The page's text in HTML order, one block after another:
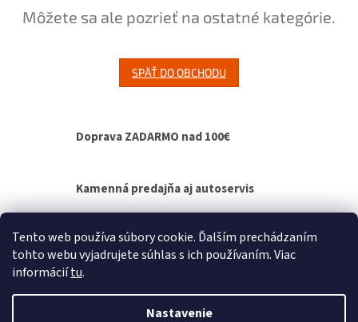
Tento web používa súbory cookie. Ďalším prechádzaním
tohto webu vyjadrujete súhlas s ich používaním. Viac
informáciítu.
Nastavenie
Môžete sa ale pozrieť na ostatné kategórie.
SPÄŤ DO OBCHODU
Doprava ZADARMO nad 100€
Kamenná predajňa aj autoservis
Výmenný spôsob agregátov - bez čakania na
opravu
Vytvoril Shoptet